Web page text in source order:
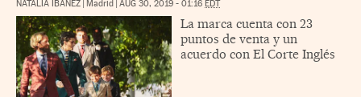
NATALIA IBÁÑEZ Madrid AUG 30, 2019 - 01:16 EDT
La marca cuenta con 23
puntos de venta y un
acuerdo con El Corte Inglés